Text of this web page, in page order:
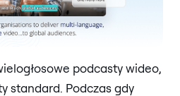
podcasty wideo,
standard. Podczas gdy